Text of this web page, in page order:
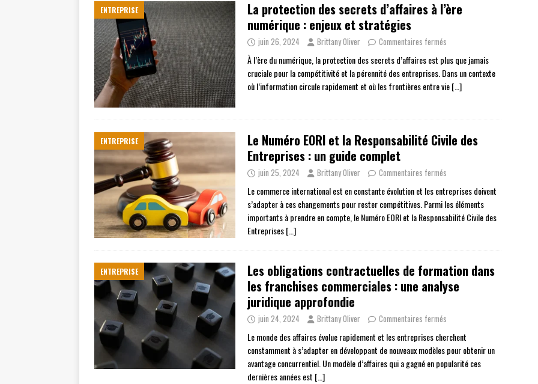
ENTREPRISE
La protection des secrets d’affaires à l’ère
numérique : enjeux et stratégies
juin 26, 2024 Brittany Oliver Commentaires fermés
À l’ère du numérique, la protection des secrets d’affaires est plus que jamais
cruciale pour la compétitivité et la pérennité des entreprises. Dans un contexte
où l’information circule rapidement et où les frontières entre vie[…]
ENTREPRISE
Le Numéro EORI et la Responsabilité Civile des
Entreprises : un guide complet
juin 25, 2024 Brittany Oliver Commentaires fermés
Le commerce international est en constante évolution et les entreprises doivent
s’adapter à ces changements pour rester compétitives. Parmi les éléments
importants à prendre en compte, le Numéro EORI et la Responsabilité Civile des
Entreprises[…]
ENTREPRISE
Les obligations contractuelles de formation dans
les franchises commerciales : une analyse
juridique approfondie
juin 24, 2024 Brittany Oliver Commentaires fermés
Le monde des affaires évolue rapidement et les entreprises cherchent
constamment à s’adapter en développant de nouveaux modèles pour obtenir un
avantage concurrentiel. Un modèle d’affaires qui a gagné en popularité ces
dernières années est […]